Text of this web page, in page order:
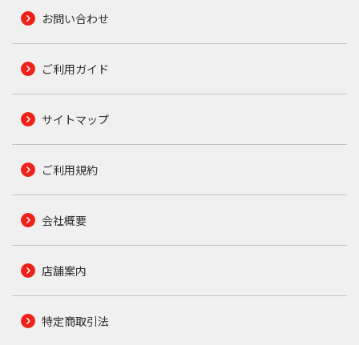
お問い合わせ
ご利用ガイド
サイトマップ
ご利用規約
会社概要
店舗案内
特定商取引法